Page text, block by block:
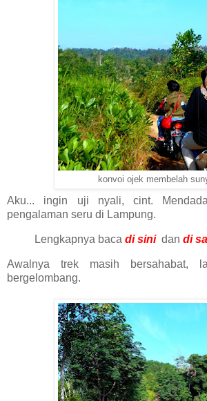
konvoi ojek membelah
Aku... ingin uji nyali, cint.
pengalaman seru di Lampung.
Lengkapnya baca di sinidan di
Awalnya trek masih bersahabat,
bergelombang.